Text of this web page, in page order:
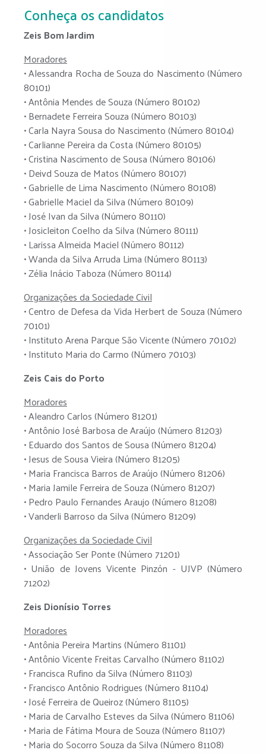
Conheça os candidatos
Zeis Bom Jardim
Moradores
• Alessandra Rocha de Souza do Nascimento (Número
80101)
• Antônia Mendes de Souza (Número 80102)
• Bernadete Ferreira Souza (Número 80103)
• Carla Nayra Sousa do Nascimento (Número 80104)
• Carlianne Pereira da Costa (Número 80105)
• Cristina Nascimento de Sousa (Número 80106)
• Deivd Souza de Matos (Número 80107)
• Gabrielle de Lima Nascimento (Número 80108)
• Gabrielle Maciel da Silva (Número 80109)
• José Ivan da Silva (Número 80110)
• Josicleiton Coelho da Silva (Número 80111)
• Larissa Almeida Maciel (Número 80112)
• Wanda da Silva Arruda Lima (Número 80113)
• Zélia Inácio Taboza (Número 80114)
Organizações da Sociedade Civil
• Centro de Defesa da Vida Herbert de Souza (Número
70101)
• Instituto Arena Parque São Vicente (Número 70102)
• Instituto Maria do Carmo (Número 70103)
Zeis Cais do Porto
Moradores
• Aleandro Carlos (Número 81201)
• Antônio José Barbosa de Araújo (Número 81203)
• Eduardo dos Santos de Sousa (Número 81204)
• Jesus de Sousa Vieira (Número 81205)
• Maria Francisca Barros de Araújo (Número 81206)
• Maria Jamile Ferreira de Souza (Número 81207)
• Pedro Paulo Fernandes Araujo (Número 81208)
• Vanderli Barroso da Silva (Número 81209)
Organizações da Sociedade Civil
• Associação Ser Ponte (Número 71201)
• União de Jovens Vicente Pinzón - UJVP (Número
71202)
Zeis Dionísio Torres
Moradores
• Antônia Pereira Martins (Número 81101)
• Antônio Vicente Freitas Carvalho (Número 81102)
• Francisca Rufino da Silva (Número 81103)
• Francisco Antônio Rodrigues (Número 81104)
• José Ferreira de Queiroz (Número 81105)
• Maria de Carvalho Esteves da Silva (Número 81106)
• Maria de Fátima Moura de Souza (Número 81107)
• Maria do Socorro Souza da Silva (Número 81108)